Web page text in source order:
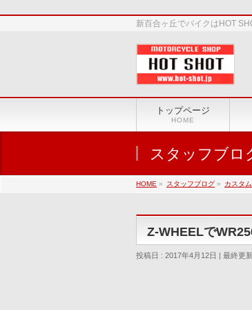
新百合ヶ丘でバイクはHOT
トップページ
HOME
スタッフブロ
HOME » スタッフブログ » カスタム
Z-WHEELで
投稿日 : 2017年4月12日 最終更